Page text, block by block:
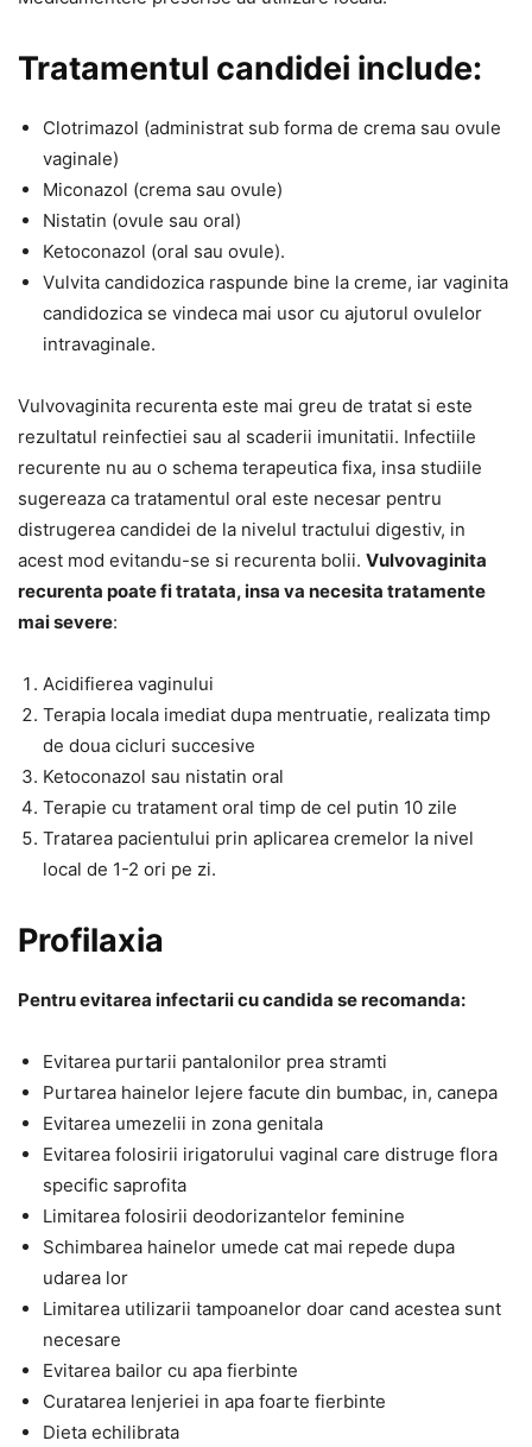
Tratamentul candidei include:
Clotrimazol (administrat sub forma de crema sau ovule
vaginale)
Miconazol (crema sau ovule)
Nistatin (ovule sau oral)
Ketoconazol (oral sau ovule).
Vulvita candidozica raspunde bine la creme, iar vaginita
candidozica se vindeca mai usor cu ajutorul ovulelor
intravaginale.
Vulvovaginita recurenta este mai greu de tratat si este
rezultatul reinfectiei sau al scaderii imunitatii. Infectiile
recurente nu au o schema terapeutica fixa, insa studiile
sugereaza ca tratamentul oral este necesar pentru
distrugerea candidei de la nivelul tractului digestiv, in
acest mod evitandu-se si recurenta bolii. Vulvovaginita
recurenta poate fi tratata, insa va necesita tratamente
mai severe:
Acidifierea vaginului
Terapia locala imediat dupa mentruatie, realizata timp
de doua cicluri succesive
Ketoconazol sau nistatin oral
Terapie cu tratament oral timp de cel putin 10 zile
Tratarea pacientului prin aplicarea cremelor la nivel
local de 1-2 ori pe zi.
Profilaxia
Pentru evitarea infectarii cu candida se recomanda:
Evitarea purtarii pantalonilor prea stramti
Purtarea hainelor lejere facute din bumbac, in, canepa
Evitarea umezelii in zona genitala
Evitarea folosirii irigatorului vaginal care distruge flora
specific saprofita
Limitarea folosirii deodorizantelor feminine
Schimbarea hainelor umede cat mai repede dupa
udarea lor
Limitarea utilizarii tampoanelor doar cand acestea sunt
necesare
Evitarea bailor cu apa fierbinte
Curatarea lenjeriei in apa foarte fierbinte
Dieta echilibrata